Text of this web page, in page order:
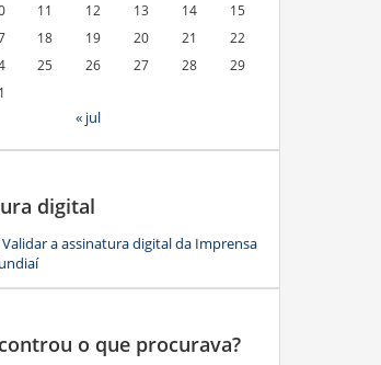
11 12 13 14
15
18 19 20 21
22
25 26 27 28
29
« jul
digital
Validar a assinatura digital da Imprensa
o que procurava?